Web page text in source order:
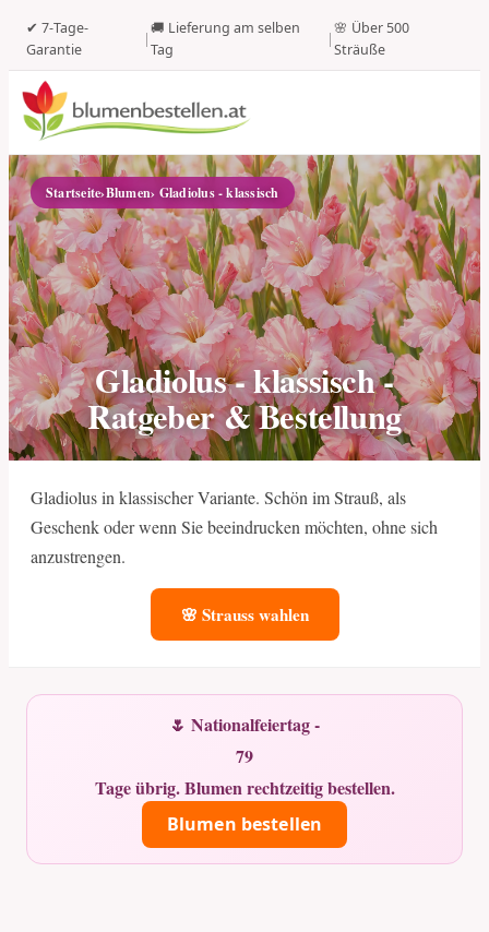
✔ 7-Tage-
Garantie
|
🚚 Lieferung am selben
Tag
|
🌸 Über 500
Sträuße
Startseite›Blumen› Gladiolus - klassisch
Gladiolus - klassisch -
Ratgeber & Bestellung
Gladiolus in klassischer Variante. Schön im Strauß, als
Geschenk oder wenn Sie beeindrucken möchten, ohne sich
anzustrengen.
🌸 Strauss wahlen
🌷 Nationalfeiertag -
79
Tage übrig. Blumen rechtzeitig bestellen.
Blumen bestellen